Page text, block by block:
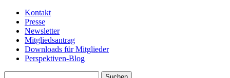
Kontakt
Presse
Newsletter
Mitgliedsantrag
Downloads für Mitglieder
Perspektiven-Blog